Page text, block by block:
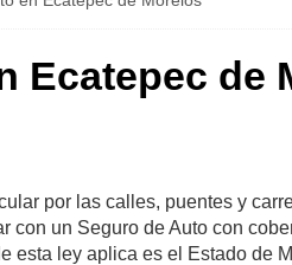
Ecatepec de
por las calles, puentes y
con un Seguro de Auto con
esta ley aplica es el Estado de